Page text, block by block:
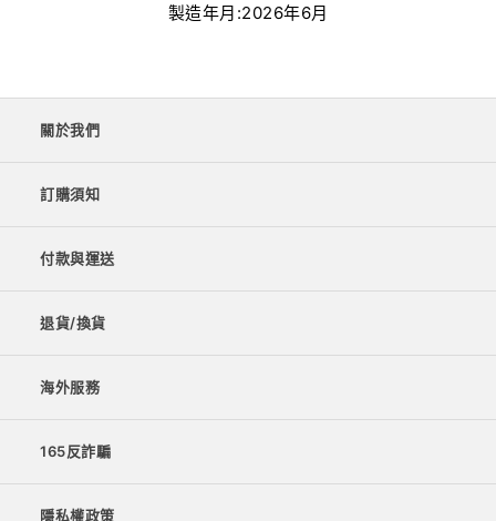
製造年月:2026年6月
關於我們
訂購須知
付款與運送
退貨/換貨
海外服務
165反詐騙
隱私權政策